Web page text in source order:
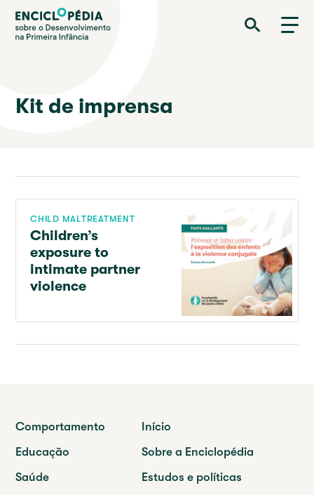
Passar
para
Enciclopédia sobre o Desenvolvimento na Primeira Infância
Kit de imprensa
CHILD MALTREATMENT
Children’s
exposure to
intimate partner
violence
Comportamento
Educação
Saúde
Início
Sobre a Enciclopédia
Estudos e políticas